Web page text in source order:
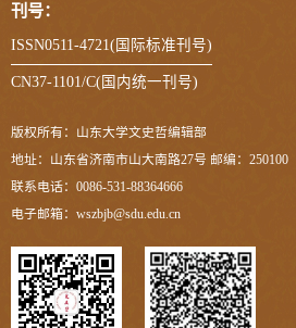
刊号：
ISSN0511-4721(国际标准刊号)
CN37-1101/C(国内统一刊号)
版权所有：山东大学文史哲编辑部
地址：山东省济南市山大南路27号 邮编：250100
联系电话：0086-531-88364666
电子邮箱：wszbjb@sdu.edu.cn